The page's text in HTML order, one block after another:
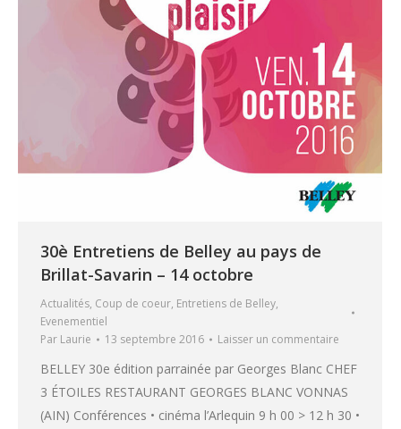
30è Entretiens de Belley au pays de
Brillat-Savarin – 14 octobre
Actualités, Coup de coeur, Entretiens de Belley,
Evenementiel
Par Laurie 13 septembre 2016 Laisser un commentaire
BELLEY 30e édition parrainée par Georges Blanc CHEF
3 ÉTOILES RESTAURANT GEORGES BLANC VONNAS
(AIN) Conférences • cinéma l’Arlequin 9 h 00 > 12 h 30 •